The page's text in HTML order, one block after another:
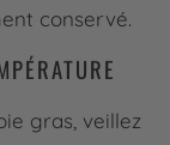
conservé.
gras, veillez